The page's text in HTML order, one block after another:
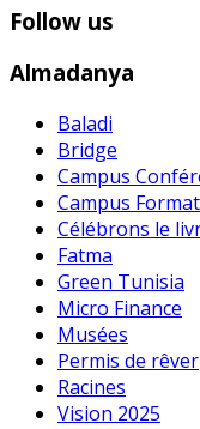
Follow us
Almadanya
Baladi
Bridge
Campus
Campus
Célébrons le
Fatma
Green Tunisia
Micro Finance
Musées
Permis de rêver
Racines
Vision 2025